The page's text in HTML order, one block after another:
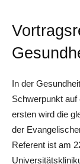
In der
Schwerpunkt auf
ersten wird die
der
Referent ist am